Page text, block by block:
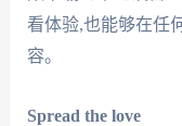
看体验,也能够在任
容。
Spread the love